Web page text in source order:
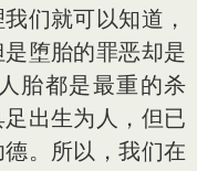
们就可以知道，
堕胎的罪恶却是
胎都是最重的杀
出生为人，但已
。所以，我们在